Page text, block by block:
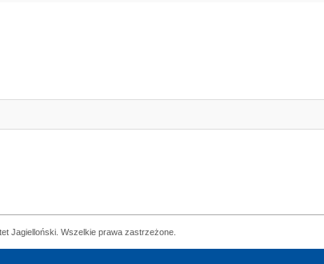
Jagielloński. Wszelkie prawa zastrzeżone.